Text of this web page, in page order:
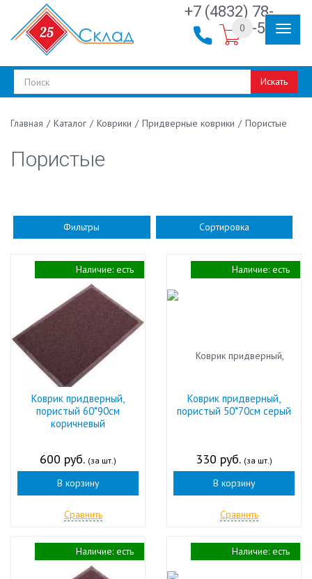
+7 (4832) 78-
30-50
Искать
0
Главная / Каталог / Коврики / Придверные коврики / Пористые
Пористые
Фильтры Сортировка
Коврик придверный,
пористый 60*90см
коричневый
600 руб. (за шт.)
В корзину
Сравнить
Наличие: есть
Коврик придверный,
пористый 50*70см серый
330 руб. (за шт.)
В корзину
Сравнить
Наличие: есть
Наличие: есть Наличие: есть